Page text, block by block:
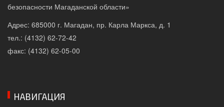
безопасности Магаданской области»
Адрес: 685000 г. Магадан, пр. Карла Маркса, д. 1
тел.: (4132) 62-72-42
факс: (4132) 62-05-00
НАВИГАЦИЯ